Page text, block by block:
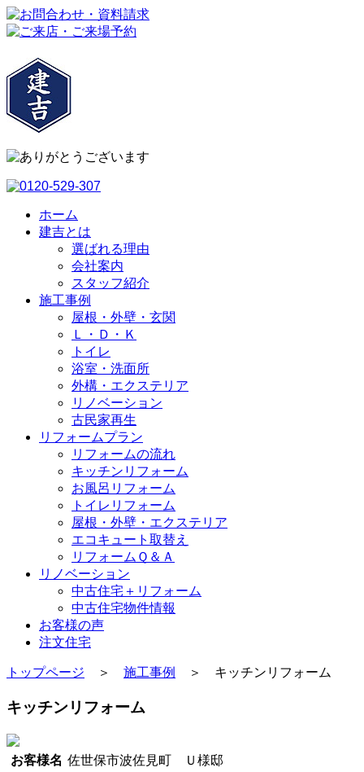
ホーム
建吉とは
選ばれる理由
会社案内
スタッフ紹介
施工事例
屋根・外壁・玄関
Ｌ・Ｄ・Ｋ
トイレ
浴室・洗⾯所
外構・エクステリア
リノベーション
古民家再生
リフォームプラン
リフォームの流れ
キッチンリフォーム
お風呂リフォーム
トイレリフォーム
屋根・外壁・エクステリア
エコキュート取替え
リフォームＱ＆Ａ
リノベーション
中古住宅＋リフォーム
中古住宅物件情報
お客様の声
注文住宅
トップページ ＞ 施工事例 ＞ キッチンリフォーム
キッチンリフォーム
お客様名 佐世保市波佐見町 Ｕ様邸